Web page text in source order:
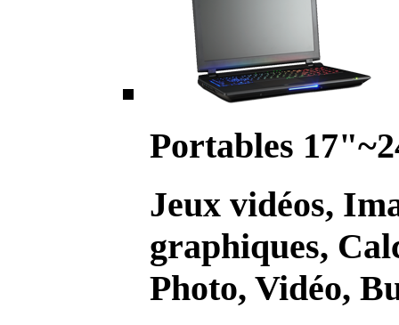
Portables
Jeux vidéos,
graphiques,
Photo, Vidéo,